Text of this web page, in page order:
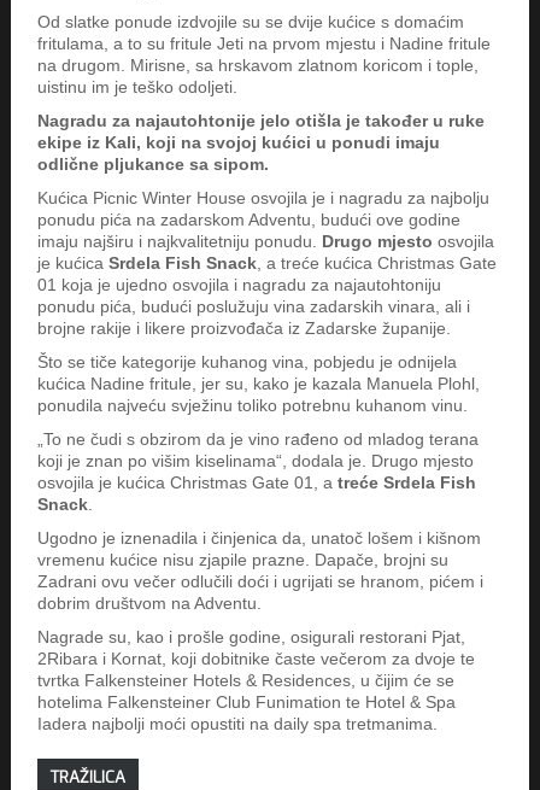
Od slatke ponude izdvojile su se dvije kućice s domaćim
fritulama, a to su fritule Jeti na prvom mjestu i Nadine fritule
na drugom. Mirisne, sa hrskavom zlatnom koricom i tople,
uistinu im je teško odoljeti.
Nagradu za najautohtonije jelo otišla je također u ruke
ekipe iz Kali, koji na svojoj kućici u ponudi imaju
odlične pljukance sa sipom.
Kućica Picnic Winter House osvojila je i nagradu za najbolju
ponudu pića na zadarskom Adventu, budući ove godine
imaju najširu i najkvalitetniju ponudu. Drugo mjesto osvojila
je kućica Srdela Fish Snack, a treće kućica Christmas Gate
01 koja je ujedno osvojila i nagradu za najautohtoniju
ponudu pića, budući poslužuju vina zadarskih vinara, ali i
brojne rakije i likere proizvođača iz Zadarske županije.
Što se tiče kategorije kuhanog vina, pobjedu je odnijela
kućica Nadine fritule, jer su, kako je kazala Manuela Plohl,
ponudila najveću svježinu toliko potrebnu kuhanom vinu.
„To ne čudi s obzirom da je vino rađeno od mladog terana
koji je znan po višim kiselinama“, dodala je. Drugo mjesto
osvojila je kućica Christmas Gate 01, a treće Srdela Fish
Snack.
Ugodno je iznenadila i činjenica da, unatoč lošem i kišnom
vremenu kućice nisu zjapile prazne. Dapače, brojni su
Zadrani ovu večer odlučili doći i ugrijati se hranom, pićem i
dobrim društvom na Adventu.
Nagrade su, kao i prošle godine, osigurali restorani Pjat,
2Ribara i Kornat, koji dobitnike časte večerom za dvoje te
tvrtka Falkensteiner Hotels & Residences, u čijim će se
hotelima Falkensteiner Club Funimation te Hotel & Spa
Iadera najbolji moći opustiti na daily spa tretmanima.
TRAŽILICA